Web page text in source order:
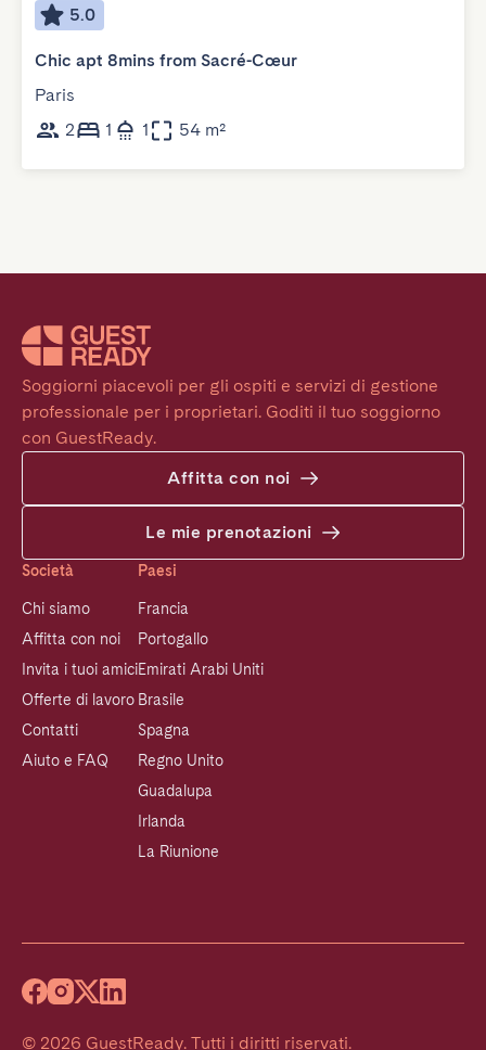
5.0
Chic apt 8mins from Sacré-Cœur
Paris
2
1 1 54 m²
Soggiorni piacevoli per gli ospiti e servizi di gestione
professionale per i proprietari. Goditi il tuo soggiorno
con GuestReady.
Affitta con noi
Le mie prenotazioni
Società
Chi siamo
Affitta con noi
Invita i tuoi amici
Offerte di lavoro
Contatti
Aiuto e FAQ
Paesi
Francia
Portogallo
Emirati Arabi Uniti
Brasile
Spagna
Regno Unito
Guadalupa
Irlanda
La Riunione
© 2026 GuestReady. Tutti i diritti riservati.